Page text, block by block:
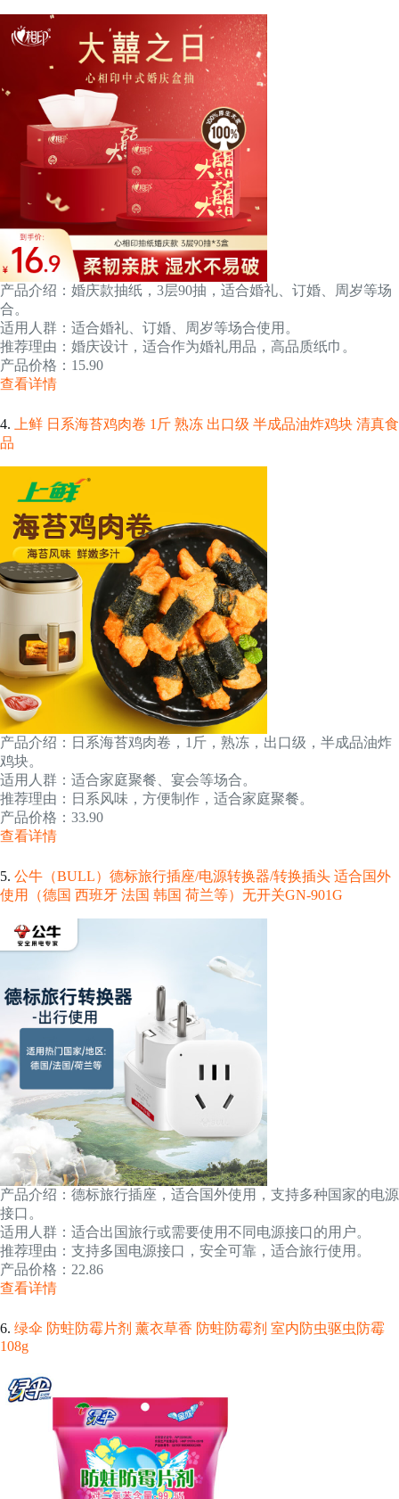
产品介绍：婚庆款抽纸，3层90抽，适合婚礼、订婚、周岁等场
合。
适用人群：适合婚礼、订婚、周岁等场合使用。
推荐理由：婚庆设计，适合作为婚礼用品，高品质纸巾。
产品价格：15.90
查看详情
4.
上鲜 日系海苔鸡肉卷 1斤 熟冻 出口级 半成品油炸鸡块 清真食
品
产品介绍：日系海苔鸡肉卷，1斤，熟冻，出口级，半成品油炸
鸡块。
适用人群：适合家庭聚餐、宴会等场合。
推荐理由：日系风味，方便制作，适合家庭聚餐。
产品价格：33.90
查看详情
5. 公牛（BULL）德标旅行插座/电源转换器/转换插头 适合国外
使用（德国 西班牙 法国 韩国 荷兰等）无开关GN-901G
产品介绍：德标旅行插座，适合国外使用，支持多种国家的电源
接口。
适用人群：适合出国旅行或需要使用不同电源接口的用户。
推荐理由：支持多国电源接口，安全可靠，适合旅行使用。
产品价格：22.86
查看详情
6. 绿伞 防蛀防霉片剂 薰衣草香 防蛀防霉剂 室内防虫驱虫防霉
108g